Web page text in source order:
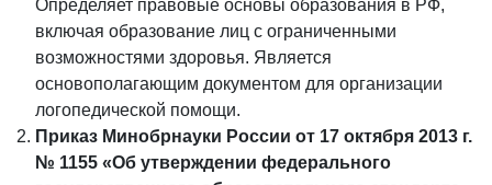
Определяет правовые основы образования в РФ,
включая образование лиц с ограниченными
возможностями здоровья. Является
основополагающим документом для организации
логопедической помощи.
Приказ Минобрнауки России от 17 октября 2013 г.
№ 1155 «Об утверждении федерального